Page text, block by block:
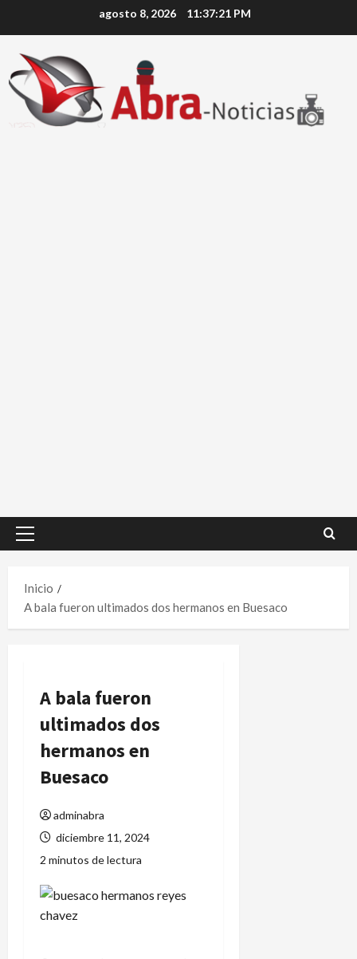
agosto 8, 2026 11:37:22 PM
Menú
Inicio
A bala fueron ultimados dos hermanos en Buesaco
A bala fueron
ultimados dos
hermanos en
Buesaco
adminabra
diciembre 11, 2024
2 minutos de lectura